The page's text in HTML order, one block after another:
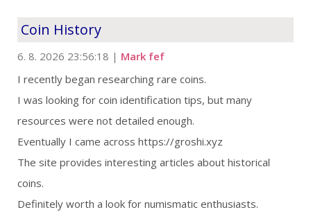
Coin History
6. 8. 2026 23:56:18 | Mark fef
I recently began researching rare coins.
I was looking for coin identification tips, but many
resources were not detailed enough.
Eventually I came across https://groshi.xyz
The site provides interesting articles about historical
coins.
Definitely worth a look for numismatic enthusiasts.